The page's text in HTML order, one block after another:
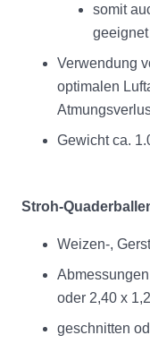
somit
geeignet
Verwendung
optimalen
Gewicht ca.
Stroh-
Weizen-,
oder 2,40 x
geschnitten